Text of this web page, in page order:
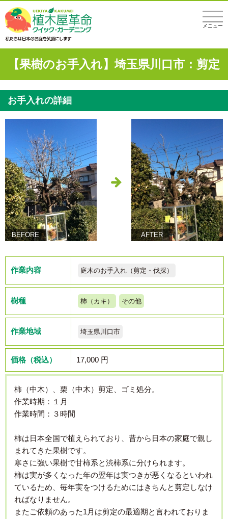
メニュー
【果樹のお手入れ】埼玉県川口市：剪定
お手入れの詳細
BEFORE AFTER
作業内容 庭木のお手入れ（剪定・伐採）
樹種 柿（カキ） その他
作業地域 埼玉県川口市
価格（税込） 17,000 円
柿（中木）、栗（中木）剪定、ゴミ処分。
作業時期：１月
作業時間：３時間
柿は日本全国で植えられており、昔から日本の家庭で親し
まれてきた果樹です。
寒さに強い果樹で甘柿系と渋柿系に分けられます。
柿は実が多くなった年の翌年は実つきが悪くなるといわれ
ているため、毎年実をつけるためにはきちんと剪定しなけ
ればなりません。
またご依頼のあった1月は剪定の最適期と言われておりま